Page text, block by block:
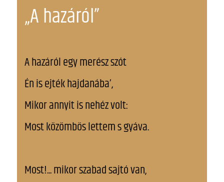
„A hazáról”
A hazáról egy merész szót
Én is ejték hajdanába’,
Mikor annyit is nehéz volt:
Most közömbös lettem s gyáva.
Most!... mikor szabad sajtó van,